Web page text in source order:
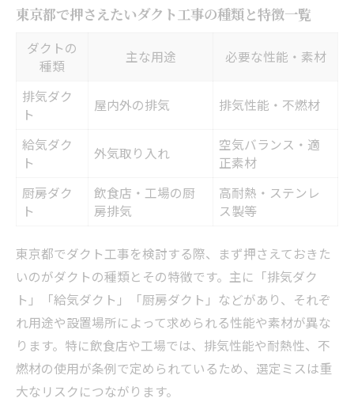
件
火災リスクを減らすダクト工事の実践ポイ
条例対応のためのダクト材質選定のコツ
ダクト工事費用の現実的な目安と判断
費用を左右するダクト工事のポイント
現場条件ごとの費用レンジを把握する方法
追加費用発生を防ぐダクト工事の注意点
ジャバラダクトの注意点と安全性の考え方
ジャバラダクトと通常ダクトの違い比較表
東京都でジャバラダクトが敬遠される理由
火災リスクを高めるジャバラダクトの特性
東京都で押さえたいダクト工事の種類と特徴一覧
ダクトの
種類
主な用途 必要な性能・素材
排気ダク
ト
屋内外の排気 排気性能・不燃材
給気ダク
ト
外気取り入れ
空気バランス・適
正素材
厨房ダク
ト
飲食店・工場の厨
房排気
高耐熱・ステンレ
ス製等
東京都でダクト工事を検討する際、まず押さえておきた
いのがダクトの種類とその特徴です。主に「排気ダク
ト」「給気ダクト」「厨房ダクト」などがあり、それぞ
れ用途や設置場所によって求められる性能や素材が異な
ります。特に飲食店や工場では、排気性能や耐熱性、不
燃材の使用が条例で定められているため、選定ミスは重
大なリスクにつながります。